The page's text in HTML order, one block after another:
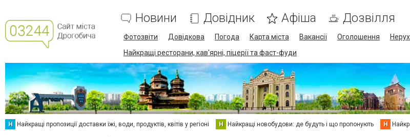
Новини Довідник Афіша Дозвілля
Фотозвіти Довідкова Погода Карта міста Вакансії Оголошення
Найкращі ресторани, кав'ярні, піцерії та фаст-фуди
Н Найкращі пропозиції доставки їжі, води, продуктів, квітів у регіоні Н Найкращі новобудови: де будуть і що пропонують Н